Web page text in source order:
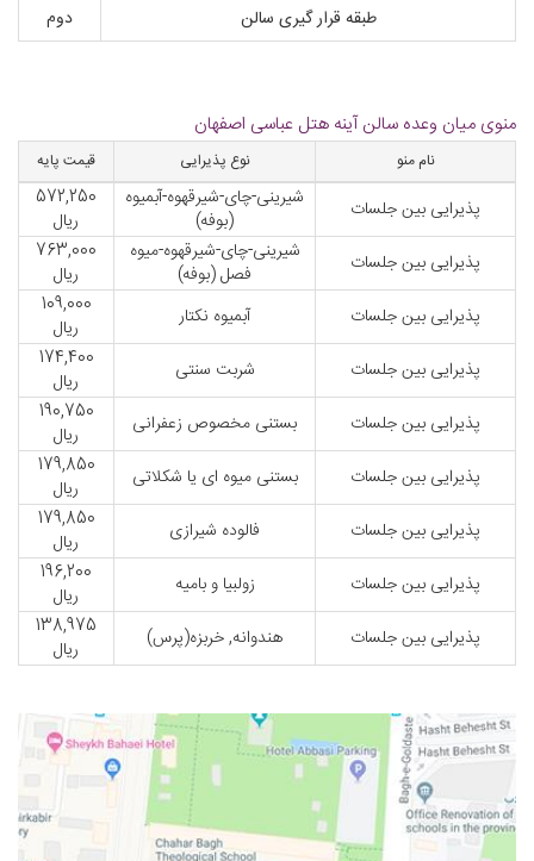
طبقه قرار گیری سالن
دوم
منوی میان وعده سالن آینه هتل عباسی اصفهان
نام منو نوع پذیرایی قیمت پایه
پذیرایی بین جلسات
شیرینی-چای-شیرقهوه-آبمیوه
(بوفه)
572,250
ریال
پذیرایی بین جلسات
شیرینی-چای-شیرقهوه-میوه
فصل (بوفه)
763,000
ریال
پذیرایی بین جلسات
آبمیوه نکتار
109,000
ریال
پذیرایی بین جلسات
شربت سنتی
174,400
ریال
پذیرایی بین جلسات
بستنی مخصوص زعفرانی
190,750
ریال
پذیرایی بین جلسات
بستنی میوه ای یا شکلاتی
179,850
ریال
پذیرایی بین جلسات
فالوده شیرازی
179,850
ریال
پذیرایی بین جلسات
زولبیا و بامیه
196,200
ریال
پذیرایی بین جلسات
هندوانه, خربزه(پرس)
138,975
ریال